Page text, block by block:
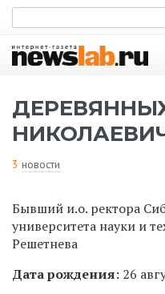
3 новости
Бывший и.о. ректора
университета науки и
Решетнева
Дата рождения: 26